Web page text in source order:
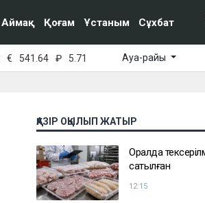
Аймақ Қоғам Ұстаным Сұхбат
€ 541.64 ₽ 5.71 Ауа-райы
ҚАЗІР ОҚЫЛЫП ЖАТЫР
Оралда
сатылған
12:15